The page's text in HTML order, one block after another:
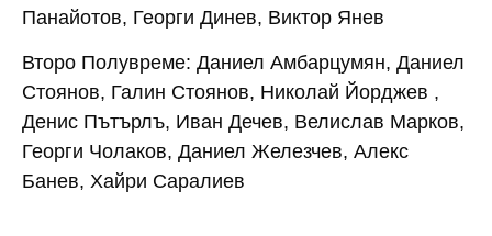
Панайотов, Георги Динев, Виктор Янев
Второ Полувреме: Даниел Амбарцумян, Даниел
Стоянов, Галин Стоянов, Николай Йорджев ,
Денис Пътърлъ, Иван Дечев, Велислав Марков,
Георги Чолаков, Даниел Железчев, Алекс
Банев, Хайри Саралиев